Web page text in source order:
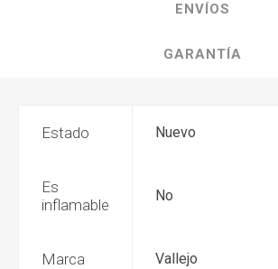
ENVÍOS
GARANTÍA
Estado Nuevo
Es
inflamable
No
Marca Vallejo